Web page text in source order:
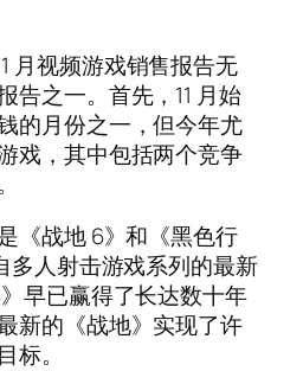
月视频游戏销售报告无
告之一。首先，11 月始
的月份之一，但今年尤
戏，其中包括两个竞争
《战地 6》和《黑色行
多人射击游戏系列的最新
早已赢得了长达数十年
新的《战地》实现了许
标。